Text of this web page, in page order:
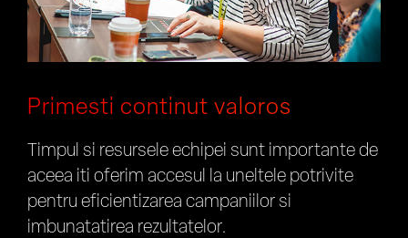
Primesti continut valoros
Timpul si resursele echipei sunt importante de
aceea iti oferim accesul la uneltele potrivite
pentru eficientizarea campaniilor si
imbunatatirea rezultatelor.